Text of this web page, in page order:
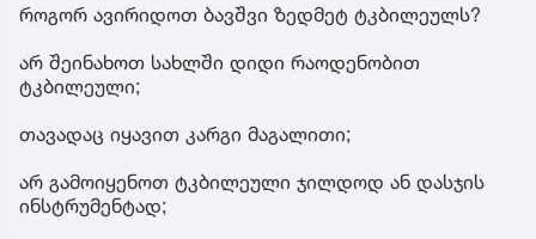
როგორ ავირიდოთ ბავშვი ზედმეტ ტკბილეულს?
არ შეინახოთ სახლში დიდი რაოდენობით
ტკბილეული;
თავადაც იყავით კარგი მაგალითი;
არ გამოიყენოთ ტკბილეული ჯილდოდ ან დასჯის
ინსტრუმენტად;